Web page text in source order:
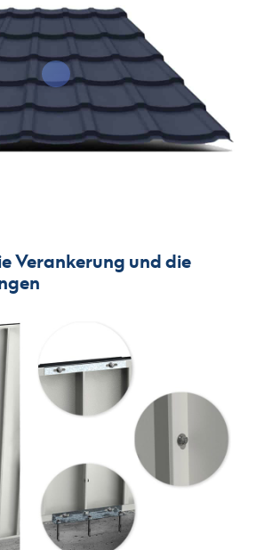
Verankerung und die